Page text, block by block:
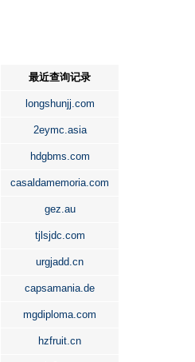
最近查询记录
longshunjj.com
2eymc.asia
hdgbms.com
casaldamemoria.com
gez.au
tjlsjdc.com
urgjadd.cn
capsamania.de
mgdiploma.com
hzfruit.cn